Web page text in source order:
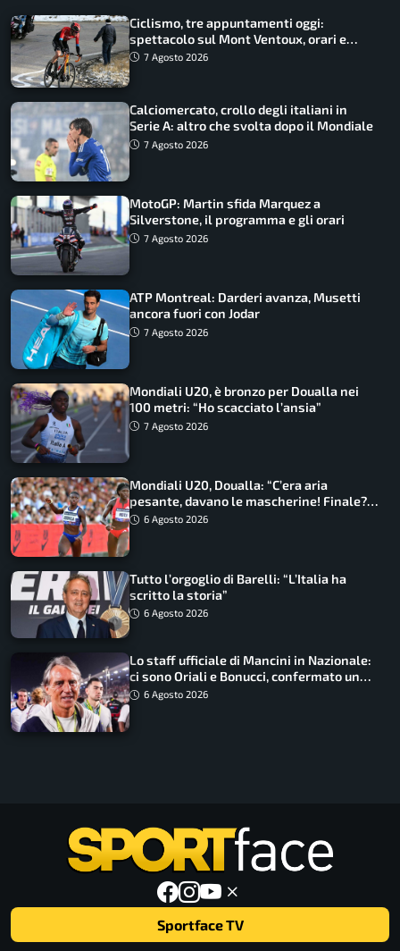
Ciclismo, tre appuntamenti oggi:
spettacolo sul Mont Ventoux, orari e
come vederli
7 Agosto 2026
Calciomercato, crollo degli italiani in
Serie A: altro che svolta dopo il Mondiale
7 Agosto 2026
MotoGP: Martin sfida Marquez a
Silverstone, il programma e gli orari
7 Agosto 2026
ATP Montreal: Darderi avanza, Musetti
ancora fuori con Jodar
7 Agosto 2026
Mondiali U20, è bronzo per Doualla nei
100 metri: “Ho scacciato l’ansia”
7 Agosto 2026
Mondiali U20, Doualla: “C’era aria
pesante, davano le mascherine! Finale?
Non ho nulla da perdere”
6 Agosto 2026
Tutto l’orgoglio di Barelli: “L’Italia ha
scritto la storia”
6 Agosto 2026
Lo staff ufficiale di Mancini in Nazionale:
ci sono Oriali e Bonucci, confermato un
ritorno
6 Agosto 2026
Sportface TV